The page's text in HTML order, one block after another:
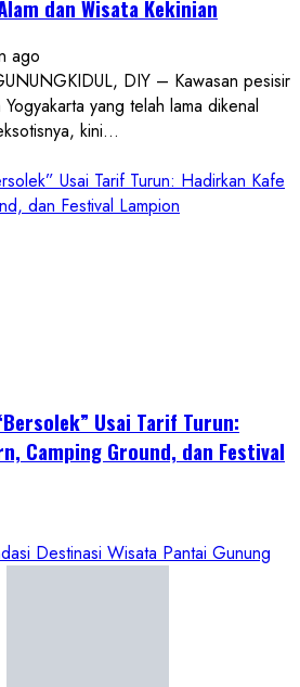
dan Wisata Kekinian
ago
DIY – Kawasan pesisir
yang telah lama dikenal
kini...
Usai Tarif Turun: Hadirkan Kafe
dan Festival Lampion
Usai Tarif Turun:
Camping Ground, dan Festival
Destinasi Wisata Pantai Gunung